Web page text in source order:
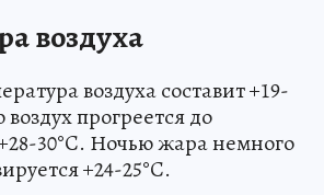
воздуха
воздуха составит +19-
прогреется до
30°C. Ночью жара немного
+24-25°C.